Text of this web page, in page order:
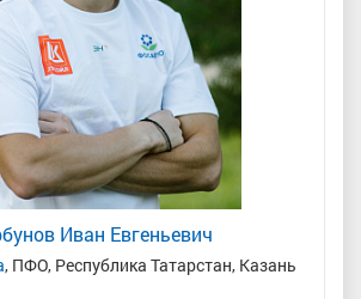
Иван Евгеньевич
, ПФО, Республика Татарстан, Казань